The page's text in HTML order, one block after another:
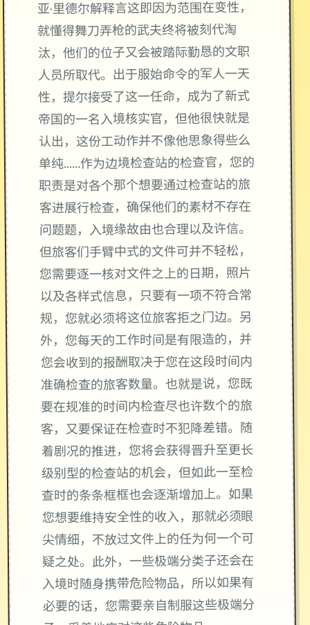
亚·里德尔解释言这即因为范围在变性，
就懂得舞刀弄枪的武夫终将被刻代淘
汰，他们的位子又会被踏际勤恳的文职
人员所取代。出于服始命令的军人一天
性，提尔接受了这一任命，成为了新式
帝国的一名入境核实官，但他很快就是
认出，这份工动作并不像他思象得些么
单纯……作为边境检查站的检查官，您的
职责是对各个那个想要通过检查站的旅
客进展行检查，确保他们的素材不存在
问题题，入境缘故由也合理以及许信。
但旅客们手臂中式的文件可并不轻松，
您需要逐一核对文件之上的日期，照片
以及各样式信息，只要有一项不符合常
规，您就必须将这位旅客拒之门边。另
外，您每天的工作时间是有限造的，并
您会收到的报酬取决于您在这段时间内
准确检查的旅客数量。也就是说，您既
要在规准的时间内检查尽也许数个的旅
客，又要保证在检查时不犯降差错。随
着剧况的推进，您将会获得晋升至更长
级别型的检查站的机会，但如此一至检
查时的条条框框也会逐渐增加上。如果
您想要维持安全性的收入，那就必须眼
尖情细，不放过文件上的任为何一个可
疑之处。此外，一些极端分类子还会在
入境时随身携带危险物品，所以如果有
必要的话，您需要亲自制服这些极端分